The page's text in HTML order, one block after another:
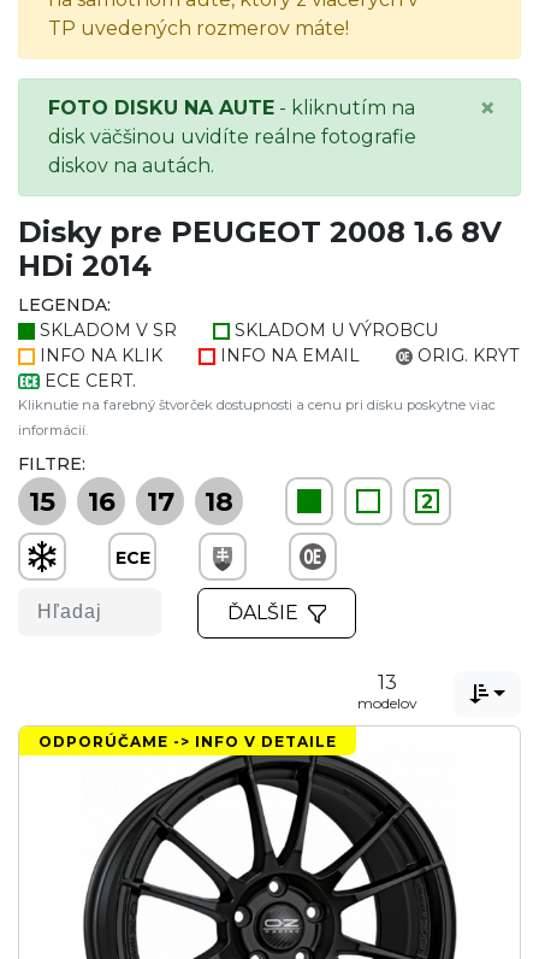
TP uvedených rozmerov máte!
FOTO DISKU NA AUTE - kliknutím na
disk väčšinou uvidíte reálne fotografie
diskov na autách.
×
Disky pre PEUGEOT 2008 1.6 8V
HDi 2014
LEGENDA:
SKLADOM V SR
SKLADOM U VÝROBCU
INFO NA KLIK
INFO NA EMAIL
ORIG. KRYT
ECE CERT.
Kliknutie na farebný štvorček dostupnosti a cenu pri disku poskytne viac
informácií.
FILTRE:
15 16 17 18 2
ECE
ĎALŠIE
13
modelov 
ODPORÚČAME -> INFO V DETAILE